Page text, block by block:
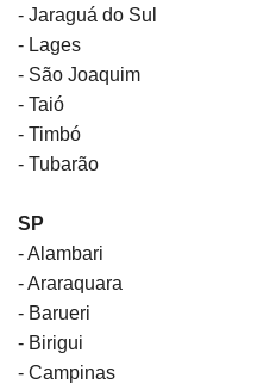
- Jaraguá do Sul
- Lages
- São Joaquim
- Taió
- Timbó
- Tubarão
SP
- Alambari
- Araraquara
- Barueri
- Birigui
- Campinas